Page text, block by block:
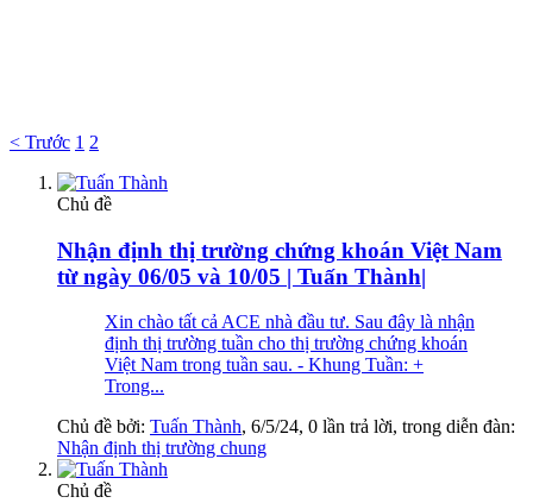
< Trước 1 2
Chủ đề
Nhận định thị trường chứng khoán Việt Nam
từ ngày 06/05 và 10/05 | Tuấn Thành|
Xin chào tất cả ACE nhà đầu tư. Sau đây là nhận
định thị trường tuần cho thị trường chứng khoán
Việt Nam trong tuần sau. - Khung Tuần: +
Trong...
Chủ đề bởi: Tuấn Thành, 6/5/24, 0 lần trả lời, trong diễn đàn:
Nhận định thị trường chung
Chủ đề